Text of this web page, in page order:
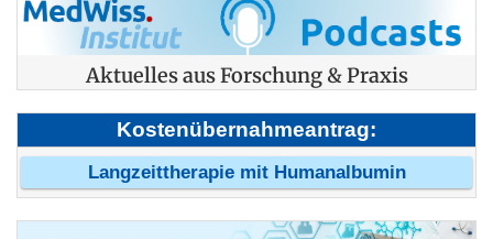
Aktuelles aus Forschung & Praxis
Kostenübernahmeantrag:
Langzeittherapie mit Humanalbumin